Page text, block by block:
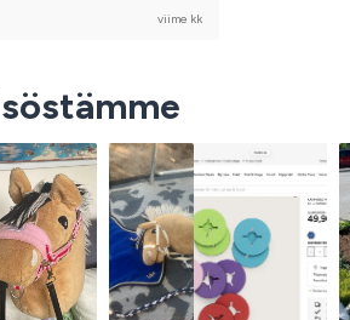
viime kk